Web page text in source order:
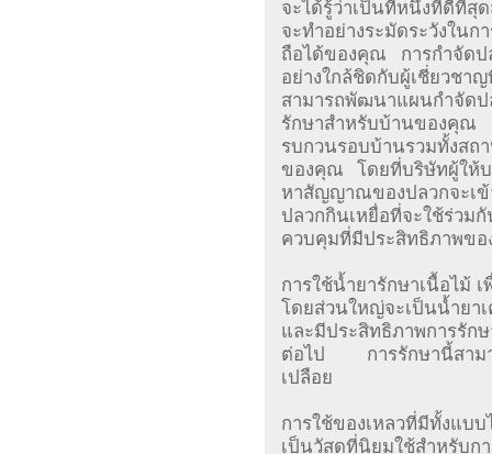
จะได้รู้ว่าเป็นที่หนึ่งที่ดีที่
จะทำอย่างระมัดระวังใน
ถือได้ของคุณ การกำจัดป
อย่างใกล้ชิดกับผู้เชี่ยว
สามารถพัฒนาแผนกำจัดป
รักษาสำหรับบ้านของคุณ
รบกวนรอบบ้านรวมทั้งส
ของคุณ โดยที่บริษัทผู้ให้
หาสัญญาณของปลวกจะเ
ปลวกกินเหยื่อที่จะใช้ร่วม
ควบคุมที่มีประสิทธิภาพข
การใช้น้ำยารักษาเนื้อไม้
โดยส่วนใหญ่จะเป็นน้ำยา
และมีประสิทธิภาพการรัก
ต่อไป การรักษานี้สามา
เปลือย
การใช้ของเหลวที่มีทั้งแบ
เป็นวัสดุที่นิยมใช้สำหรับ